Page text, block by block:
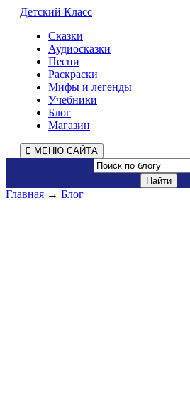
Детский Класс
Сказки
Аудиосказки
Песни
Раскраски
Мифы и легенды
Учебники
Блог
Магазин
МЕНЮ САЙТА
Главная → Блог